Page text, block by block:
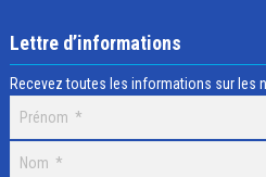
Lettre d’informations
Recevez toutes les informations sur les